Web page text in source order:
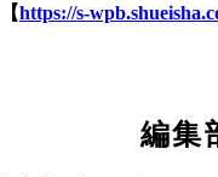
【https://s-
編集